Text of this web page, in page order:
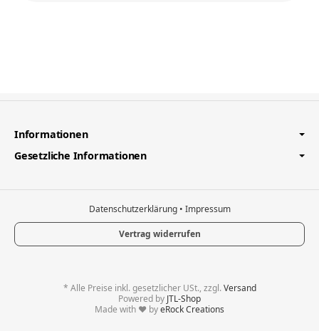
Informationen
Gesetzliche Informationen
Datenschutzerklärung • Impressum
Vertrag widerrufen
* Alle Preise inkl. gesetzlicher USt., zzgl.Versand
Powered by JTL-Shop
Made with ♥ byeRock Creations